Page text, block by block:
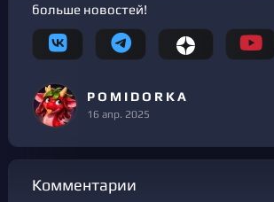
больше новостей!
P O M I D O R K A
16 апр. 2025
Комментарии